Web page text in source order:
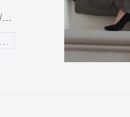
《2023/24秋冬女装西装品类白皮书 》！天猫&淘宝销售峰值、五大TOP代表品牌；秀场色彩/廓形/图案/面料趋势…点击一秒get✅
西装,2023/24秋冬女装,趋势分析,不对称设计,麂皮绒,暗松绿,海棠粉,羊皮纸浅驼,深亮黄色,MOCo.,THEORY,EDITION,ZARA,伊木子,CHICJOC,KEIGAN,MISS BURDE,美洋,MIXD,跨季穿搭,秀场趋势,面料趋势,图案趋势,工艺细节趋势,市场销售,高增长品牌